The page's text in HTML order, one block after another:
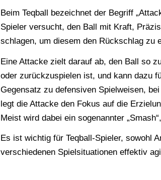
Beim Teqball bezeichnet der Begriff
Spieler versucht, den Ball mit Kraft,
schlagen, um diesem den Rückschlag zu
Eine Attacke zielt darauf ab, den Ball so
oder zurückzuspielen ist, und kann dazu
Gegensatz zu defensiven Spielweisen,
legt die Attacke den Fokus auf die
Meist wird dabei ein sogenannter
Es ist wichtig für Teqball-Spieler, sowohl
verschiedenen Spielsituationen effektiv